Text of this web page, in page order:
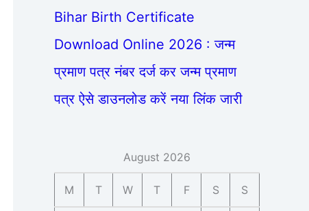
Bihar Birth Certificate
Download Online 2026 : जन्म
प्रमाण पत्र नंबर दर्ज कर जन्म प्रमाण
पत्र ऐसे डाउनलोड करें नया लिंक जारी
August 2026
M T W T F S S